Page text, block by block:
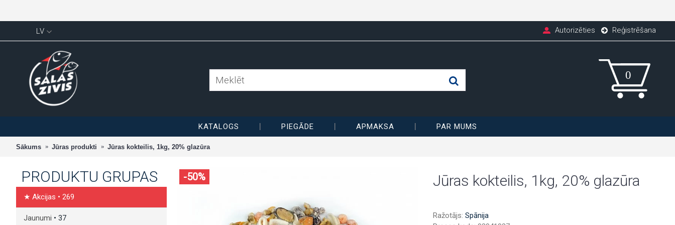
LV Autorizēties Reģistrēšana
KATALOGS PIEGĀDE APMAKSA PAR MUMS
Sākums Jūras produkti Jūras kokteilis, 1kg, 20% glazūra
PRODUKTU GRUPAS
★ Akcijas • 269
Jaunumi • 37
-50% Jūras kokteilis, 1kg, 20% glazūra
Ražotājs: Spānija